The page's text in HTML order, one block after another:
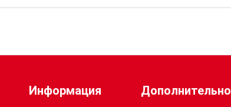
Информация Дополнительно